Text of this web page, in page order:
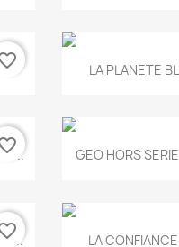

LA PLANETE

GEO HORS

LA